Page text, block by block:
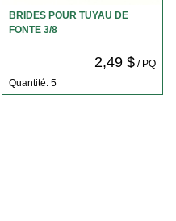
BRIDES POUR TUYAU DE
FONTE 3/8
2,49 $/ PQ
Quantité: 5